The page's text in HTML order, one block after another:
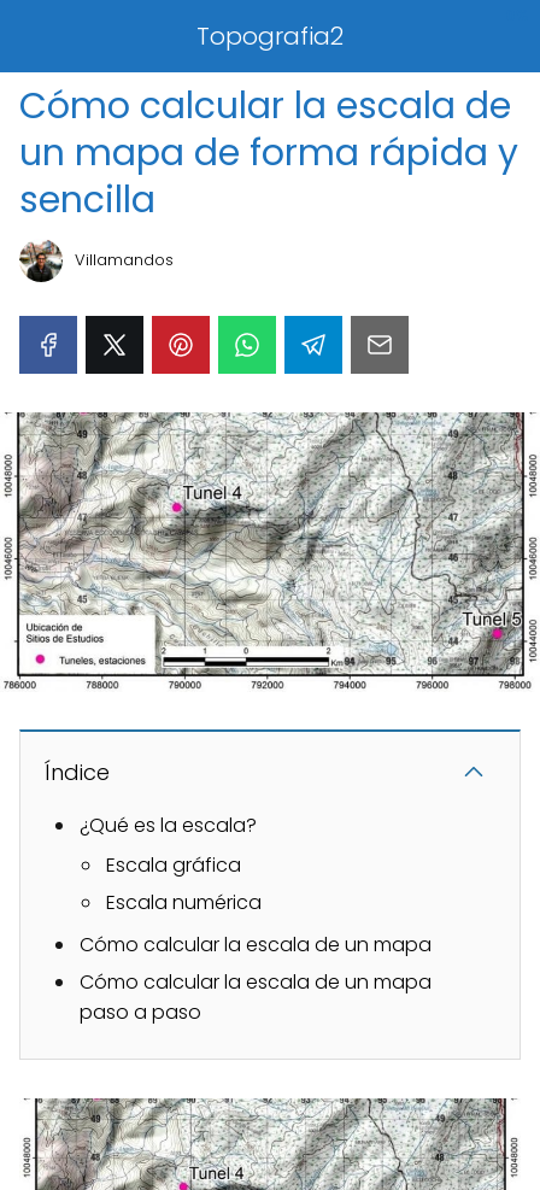
Topografia2
Cómo calcular la escala de
un mapa de forma rápida y
sencilla
Villamandos
Índice
¿Qué es la escala?
Escala gráfica
Escala numérica
Cómo calcular la escala de un mapa
Cómo calcular la escala de un mapa
paso a paso